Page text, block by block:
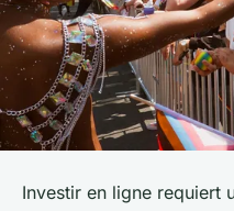
Investir en ligne requiert